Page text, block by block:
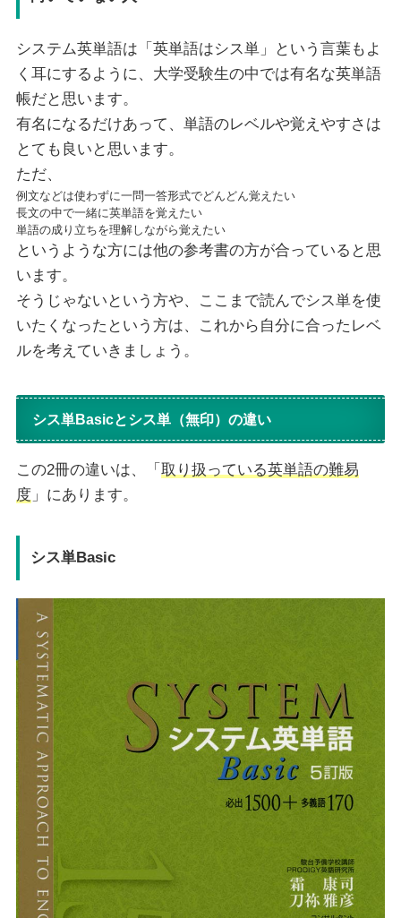
システム英単語は「英単語はシス単」という言葉もよ
く耳にするように、大学受験生の中では有名な英単語
帳だと思います。
有名になるだけあって、単語のレベルや覚えやすさは
とても良いと思います。
ただ、
例文などは使わずに一問一答形式でどんどん覚えたい
長文の中で一緒に英単語を覚えたい
単語の成り立ちを理解しながら覚えたい
というような方には他の参考書の方が合っていると思
います。
そうじゃないという方や、ここまで読んでシス単を使
いたくなったという方は、これから自分に合ったレベ
ルを考えていきましょう。
シス単Basicとシス単（無印）の違い
この2冊の違いは、「 取り扱っている英単語の難易
度 」にあります。
シス単Basic